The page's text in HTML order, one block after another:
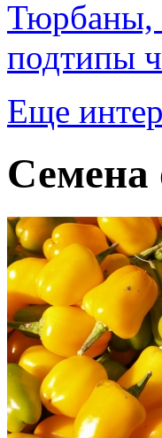
Тюрбаны,
подтипы
Еще
Семена